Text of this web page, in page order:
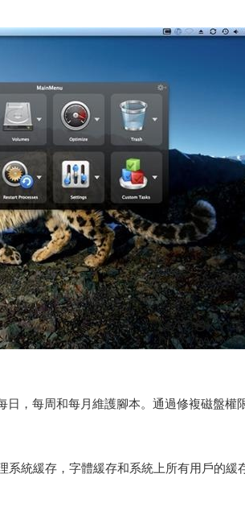
，每周和每月維護腳本。通過修複磁盤權
系統緩存，字體緩存和系統上所有用戶的